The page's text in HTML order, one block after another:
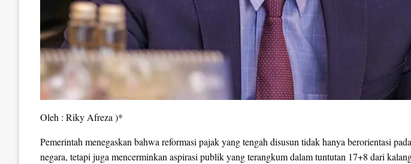
Oleh : Riky Afreza )*
Pemerintah menegaskan bahwa reformasi pajak yang tengah disusun tidak hanya berorientasi
negara, tetapi juga mencerminkan aspirasi publik yang terangkum dalam tuntutan 17+8 dari